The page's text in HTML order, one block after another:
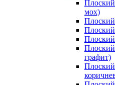
мох)
графит)